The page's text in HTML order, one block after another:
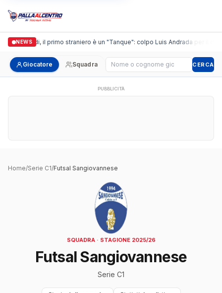
NEWS
Casalguidi, il primo straniero è un "Tanque": colpo Luis Andrada per il
Giocatore Squadra Cerca giocatore CERCA
PUBBLICITÀ
Home/Serie C1/Futsal Sangiovannese
SQUADRA · STAGIONE 2025/26
Futsal Sangiovannese
Serie C1